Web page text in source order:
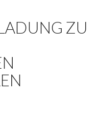
ZU